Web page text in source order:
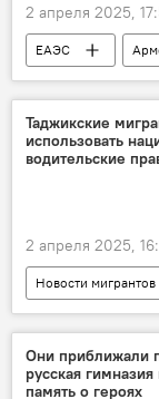
2 апреля 2025,
ЕАЭС
МИД РФ
Таджикские
использовать
водительские
2 апреля 2025,
Новости
Миграция
Транспорт
Они приближали
русская
память о героях